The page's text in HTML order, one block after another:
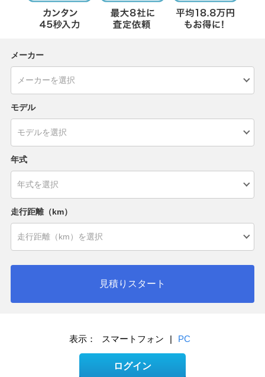
メーカー
モデル
年式
走行距離（km）
見積りスタート
表示： スマートフォン | PC
ログイン